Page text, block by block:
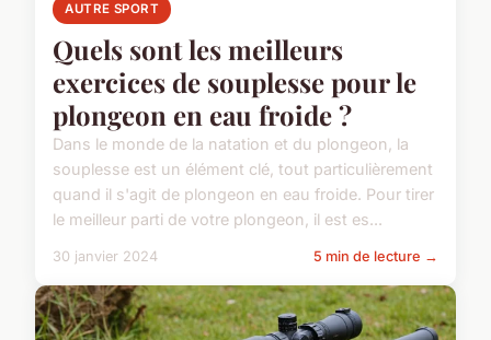
AUTRE SPORT
Quels sont les meilleurs
exercices de souplesse pour le
plongeon en eau froide ?
Dans le monde de la natation et du plongeon, la
souplesse est un élément clé, tout particulièrement
quand il s'agit de plongeon en eau froide. Pour tirer
le meilleur parti de votre plongeon, il est es...
30 janvier 2024 5 min de lecture →